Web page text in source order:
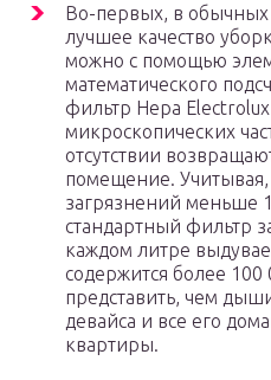
Во-первых, в обычных
лучшее качество
можно с помощью
математического
фильтр Hepa
микроскопических
отсутствии
помещение.
загрязнений меньше
стандартный фильтр
каждом литре
содержится более
представить, чем
девайса и все его
квартиры.